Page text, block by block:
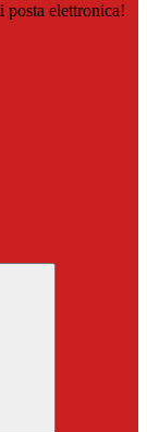
posta elettronica!